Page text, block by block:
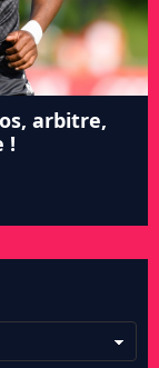
arbitre,
!